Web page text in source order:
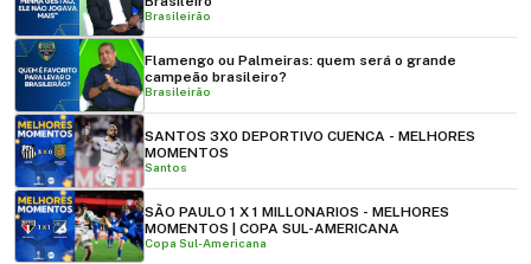
Brasileirão
Flamengo ou Palmeiras: quem será o grande
campeão brasileiro?
Brasileirão
SANTOS 3X0 DEPORTIVO CUENCA - MELHORES
MOMENTOS
Santos
SÃO PAULO 1 X 1 MILLONARIOS - MELHORES
MOMENTOS | COPA SUL-AMERICANA
Copa Sul-Americana